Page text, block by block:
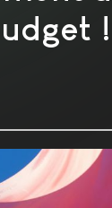
!